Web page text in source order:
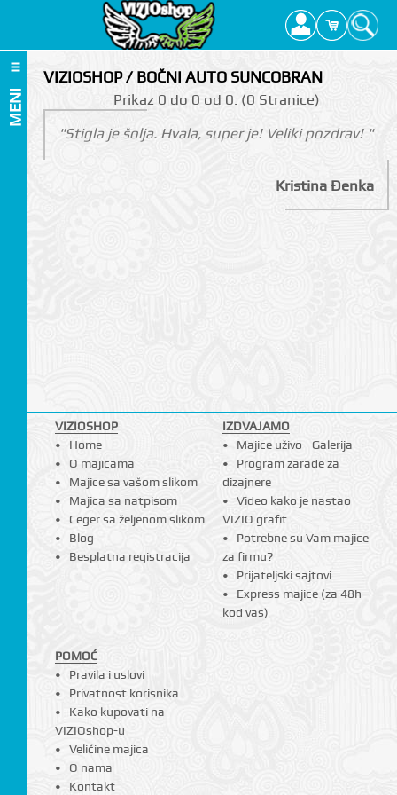
MENI
VIZIOSHOP / BOČNI AUTO SUNCOBRAN
Prikаz 0 do 0 оd 0. (0 Strаnicе)
"Stigla je šolja. Hvala, super je! Veliki pozdrav! "
Kristina Đenka
VIZIOSHOP
Home
O majicama
Majice sa vašom slikom
Majica sa natpisom
Ceger sa željenom slikom
Blog
Besplatna registracija
IZDVAJAMO
Majice uživo - Galerija
Program zarade za
dizajnere
Video kako je nastao
VIZIO grafit
Potrebne su Vam majice
za firmu?
Prijateljski sajtovi
Express majice (za 48h
kod vas)
POMOĆ
Pravila i uslovi
Privatnost korisnika
Kako kupovati na
VIZIOshop-u
Veličine majica
O nama
Kontakt